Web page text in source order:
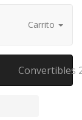
Carrito
Convertibles